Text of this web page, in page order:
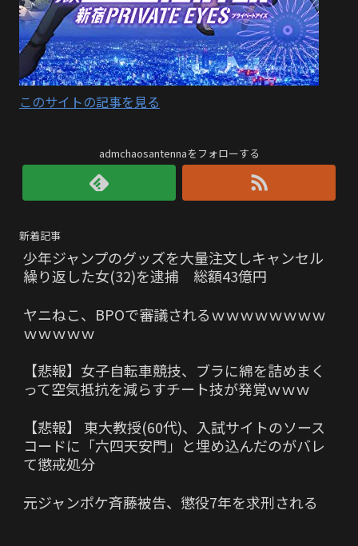
このサイトの記事を見る
admchaosantennaをフォローする
新着記事
少年ジャンプのグッズを大量注文しキャンセル
繰り返した女(32)を逮捕 総額43億円
ヤニねこ、BPOで審議されるｗｗｗｗｗｗｗｗ
ｗｗｗｗｗ
【悲報】女子自転車競技、ブラに綿を詰めまく
って空気抵抗を減らすチート技が発覚ｗｗｗ
【悲報】 東大教授(60代)、入試サイトのソース
コードに「六四天安門」と埋め込んだのがバレ
て懲戒処分
元ジャンポケ斉藤被告、懲役7年を求刑される